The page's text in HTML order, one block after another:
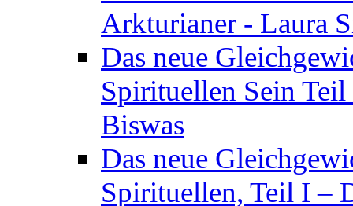
Arkturianer - Laura
Das neue
Spirituellen Sein
Biswas
Das neue
Spirituellen, Teil I –